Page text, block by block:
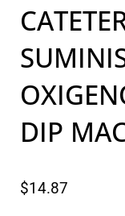
DIP
$14.87